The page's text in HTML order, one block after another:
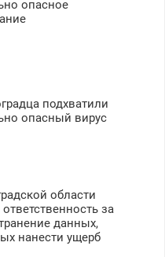
опасное
подхватили
опасный вирус
области
за
данных,
нанести ущерб